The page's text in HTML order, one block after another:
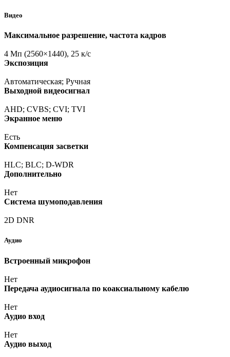
Видео
Максимальное разрешение, частота кадров
4 Мп (2560×1440), 25 к/с
Экспозиция
Автоматическая; Ручная
Выходной видеосигнал
AHD; CVBS; CVI; TVI
Экранное меню
Есть
Компенсация засветки
HLC; BLC; D-WDR
Дополнительно
Нет
Система шумоподавления
2D DNR
Аудио
Встроенный микрофон
Нет
Передача аудиосигнала по коаксиальному кабелю
Нет
Аудио вход
Нет
Аудио выход